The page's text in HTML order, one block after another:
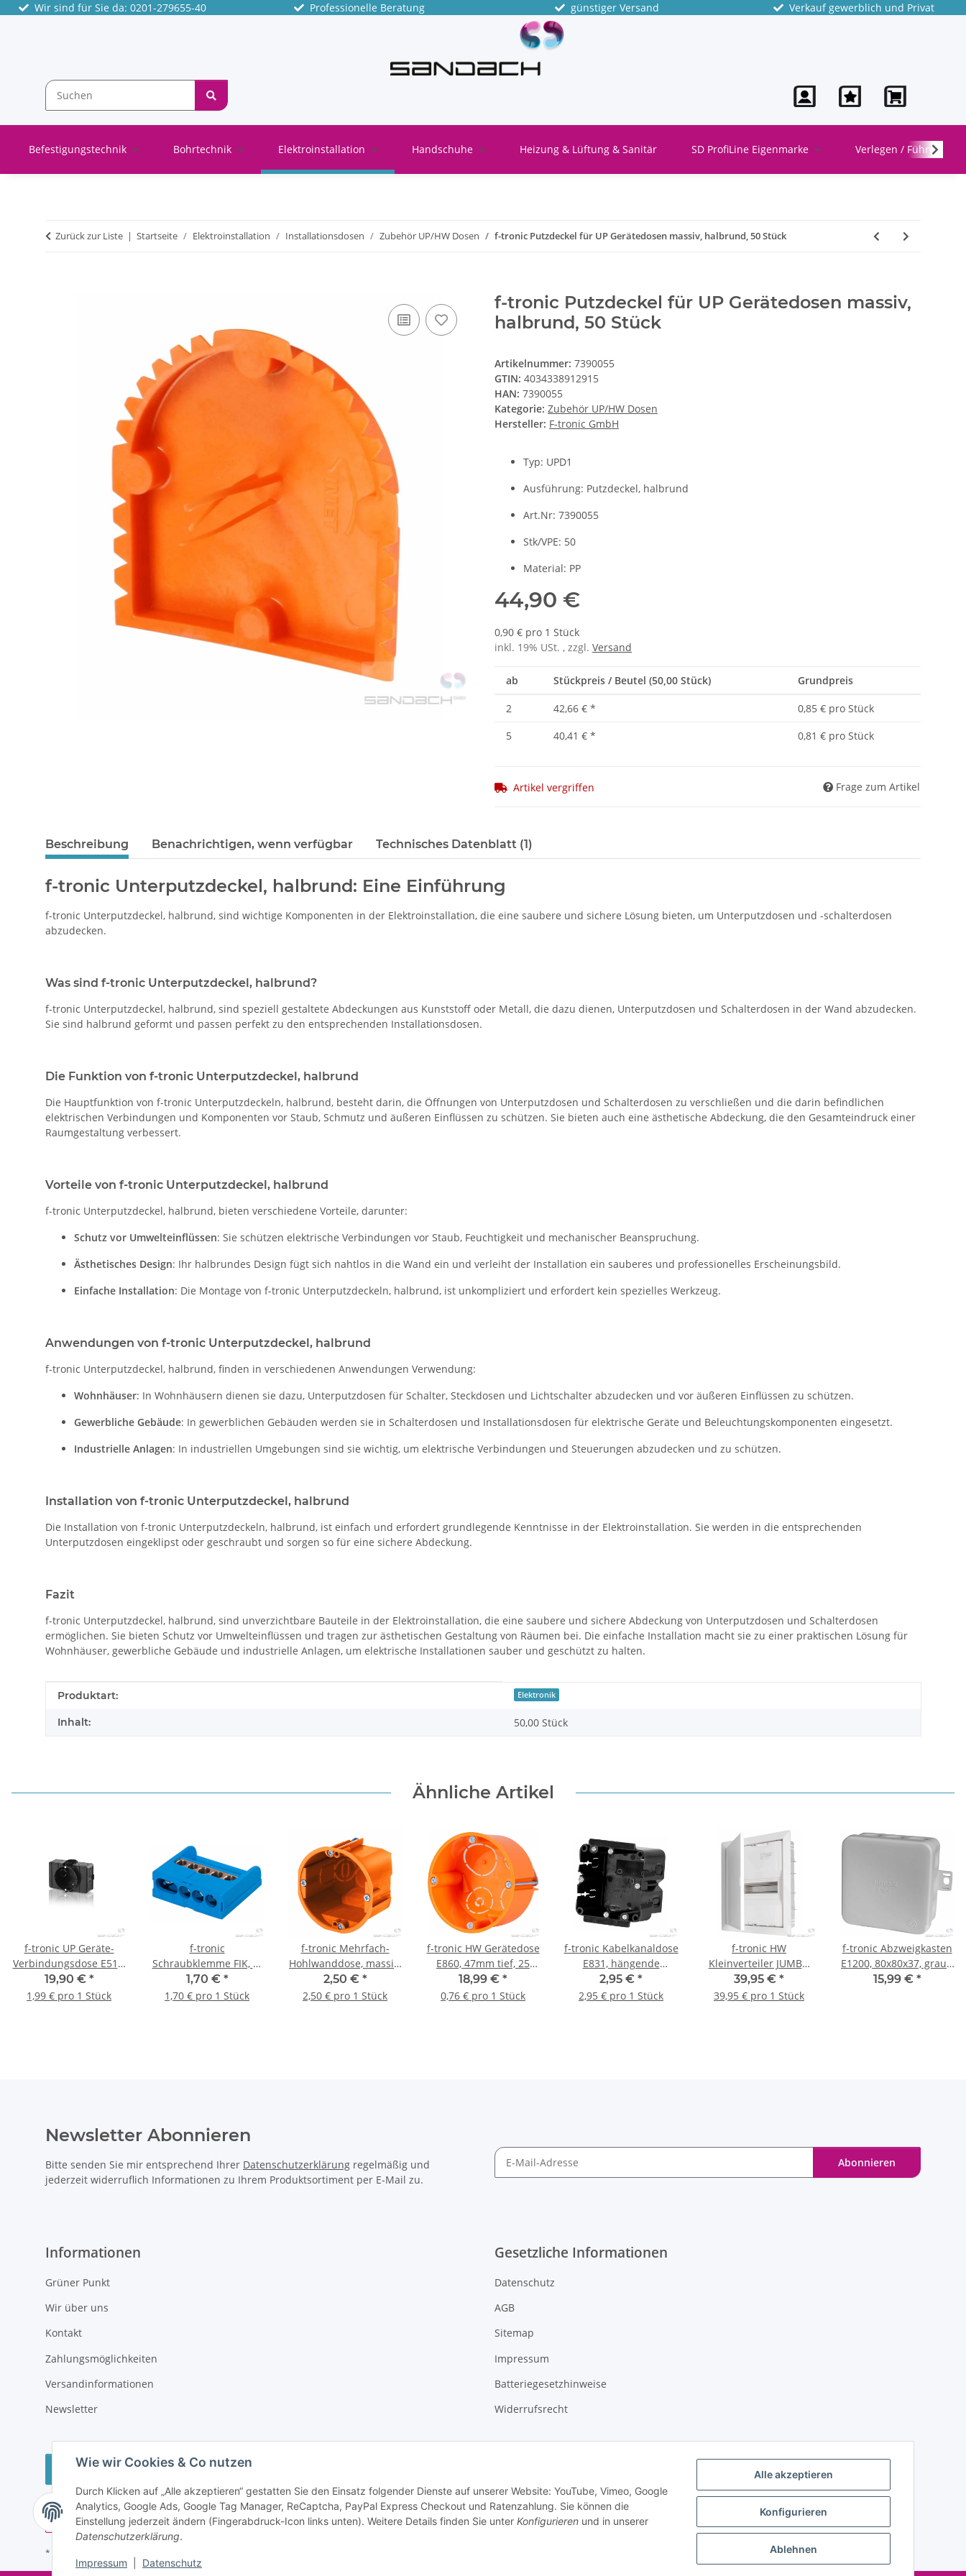
Alle akzeptieren
Konfigurieren
Ablehnen
Wie wir Cookies & Co nutzen
Durch Klicken auf „Alle akzeptieren“ gestatten Sie den Einsatz folgender Dienste auf unserer Website: YouTube, Vimeo, Google
Analytics, Google Ads, Google Tag Manager, ReCaptcha, PayPal Express Checkout und Ratenzahlung. Sie können die
Einstellung jederzeit ändern (Fingerabdruck-Icon links unten). Weitere Details finden Sie unter Konfigurieren und in unserer
Datenschutzerklärung.
Impressum Datenschutz
Wir sind für Sie da: 0201-279655-40 Professionelle Beratung günstiger Versand Verkauf gewerblich und Privat
Befestigungstechnik Bohrtechnik Elektroinstallation Handschuhe Heizung & Lüftung & Sanitär SD ProfiLine Eigenmarke Verlegen / Führen
Zurück zur Liste Startseite Elektroinstallation Installationsdosen Zubehör UP/HW Dosen f-tronic Putzdeckel für UP Gerätedosen massiv, halbrund, 50 Stück
f-tronic Putzdeckel für UP Gerätedosen massiv,
halbrund, 50 Stück
Artikelnummer: 7390055
GTIN: 4034338912915
HAN: 7390055
Kategorie: Zubehör UP/HW Dosen
Hersteller: F-tronic GmbH
Typ: UPD1
Ausführung: Putzdeckel, halbrund
Art.Nr: 7390055
Stk/VPE: 50
Material: PP
44,90 €
0,90 € pro 1 Stück
inkl. 19% USt. , zzgl. Versand
ab Stückpreis / Beutel (50,00 Stück) Grundpreis
2 42,66 € *
0,85 € pro Stück
5
40,41 € * 0,81 € pro Stück
Artikel vergriffen Frage zum Artikel
Beschreibung Benachrichtigen, wenn verfügbar Technisches Datenblatt (1)
f-tronic Unterputzdeckel, halbrund: Eine Einführung
f-tronic Unterputzdeckel, halbrund, sind wichtige Komponenten in der Elektroinstallation, die eine saubere und sichere Lösung bieten, um Unterputzdosen und -schalterdosen
abzudecken.
Was sind f-tronic Unterputzdeckel, halbrund?
f-tronic Unterputzdeckel, halbrund, sind speziell gestaltete Abdeckungen aus Kunststoff oder Metall, die dazu dienen, Unterputzdosen und Schalterdosen in der Wand abzudecken.
Sie sind halbrund geformt und passen perfekt zu den entsprechenden Installationsdosen.
Die Funktion von f-tronic Unterputzdeckel, halbrund
Die Hauptfunktion von f-tronic Unterputzdeckeln, halbrund, besteht darin, die Öffnungen von Unterputzdosen und Schalterdosen zu verschließen und die darin befindlichen
elektrischen Verbindungen und Komponenten vor Staub, Schmutz und äußeren Einflüssen zu schützen. Sie bieten auch eine ästhetische Abdeckung, die den Gesamteindruck einer
Raumgestaltung verbessert.
Vorteile von f-tronic Unterputzdeckel, halbrund
f-tronic Unterputzdeckel, halbrund, bieten verschiedene Vorteile, darunter:
Schutz vor Umwelteinflüssen: Sie schützen elektrische Verbindungen vor Staub, Feuchtigkeit und mechanischer Beanspruchung.
Ästhetisches Design: Ihr halbrundes Design fügt sich nahtlos in die Wand ein und verleiht der Installation ein sauberes und professionelles Erscheinungsbild.
Einfache Installation: Die Montage von f-tronic Unterputzdeckeln, halbrund, ist unkompliziert und erfordert kein spezielles Werkzeug.
Anwendungen von f-tronic Unterputzdeckel, halbrund
f-tronic Unterputzdeckel, halbrund, finden in verschiedenen Anwendungen Verwendung:
Wohnhäuser: In Wohnhäusern dienen sie dazu, Unterputzdosen für Schalter, Steckdosen und Lichtschalter abzudecken und vor äußeren Einflüssen zu schützen.
Gewerbliche Gebäude: In gewerblichen Gebäuden werden sie in Schalterdosen und Installationsdosen für elektrische Geräte und Beleuchtungskomponenten eingesetzt.
Industrielle Anlagen: In industriellen Umgebungen sind sie wichtig, um elektrische Verbindungen und Steuerungen abzudecken und zu schützen.
Installation von f-tronic Unterputzdeckel, halbrund
Die Installation von f-tronic Unterputzdeckeln, halbrund, ist einfach und erfordert grundlegende Kenntnisse in der Elektroinstallation. Sie werden in die entsprechenden
Unterputzdosen eingeklipst oder geschraubt und sorgen so für eine sichere Abdeckung.
Fazit
f-tronic Unterputzdeckel, halbrund, sind unverzichtbare Bauteile in der Elektroinstallation, die eine saubere und sichere Abdeckung von Unterputzdosen und Schalterdosen
ermöglichen. Sie bieten Schutz vor Umwelteinflüssen und tragen zur ästhetischen Gestaltung von Räumen bei. Die einfache Installation macht sie zu einer praktischen Lösung für
Wohnhäuser, gewerbliche Gebäude und industrielle Anlagen, um elektrische Installationen sauber und geschützt zu halten.
Produkteigenschaft
Wert
Produktart: Elektronik
Inhalt: 50,00 Stück
Ähnliche Artikel
f-tronic UP Geräte-
Verbindungsdose E510,
117 x 80 x 45mm, 10
Stück
19,90 € *
1,99 € pro 1 Stück
f-tronic
Schraubklemme FIK, 5-
polig, 3x16mm²,
2x10mm², blau, 1 Stück
1,70 € *
1,70 € pro 1 Stück
f-tronic Mehrfach-
Hohlwanddose, massiv,
HW10, 1-fach, 1 Stück
2,50 € *
2,50 € pro 1 Stück
f-tronic HW Gerätedose
E860, 47mm tief, 25
Stück
18,99 € *
0,76 € pro 1 Stück
f-tronic Kabelkanaldose
E831, hängende
Befestigung, 1 Stück
2,95 € *
2,95 € pro 1 Stück
f-tronic HW
Kleinverteiler JUMBO
HWV12+2ST, mit
Schraubklemme, 1-
39,95 € *
39,95 € pro 1 Stück
f-tronic Abzweigkasten
E1200, 80x80x37, grau -
10 Stück
15,99 € *
Newsletter Abonnieren
Bitte senden Sie mir entsprechend Ihrer Datenschutzerklärung regelmäßig und
jederzeit widerruflich Informationen zu Ihrem Produktsortiment per E-Mail zu.
Abonnieren
Informationen
Grüner Punkt
Wir über uns
Kontakt
Zahlungsmöglichkeiten
Versandinformationen
Newsletter
Gesetzliche Informationen
Datenschutz
AGB
Sitemap
Impressum
Batteriegesetzhinweise
Widerrufsrecht
Vertrag widerrufen
* Alle Preise inkl. gesetzlicher USt., zzgl.